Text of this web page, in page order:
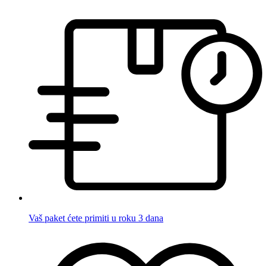
Vaš paket ćete primiti u roku 3 dana